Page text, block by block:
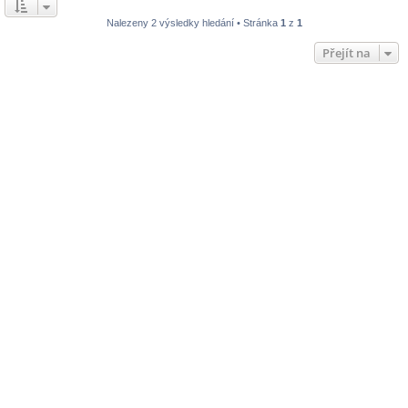
Nalezeny 2 výsledky hledání • Stránka 1 z 1
Přejít na